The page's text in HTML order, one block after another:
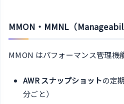
MMON・MMNL（
MMON はパフォーマンス管理機
AWR スナップショットの定
分ごと）